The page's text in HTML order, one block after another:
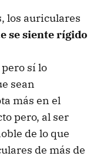
los auriculares
se siente rígido
sí lo
sean
más en el
pero, al ser
de lo que
de más de